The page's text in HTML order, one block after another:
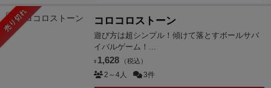
売り切れ コロコロストーン
遊び方は超シンプル！傾けて落とすボールサバ
イバルゲーム！...
¥ 1,628 （税込）
2～4人 3件